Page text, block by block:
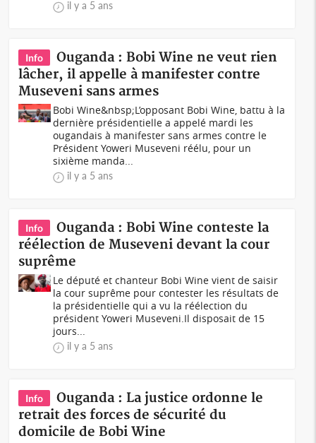
il y a 5 ans
Info
Ouganda : Bobi Wine ne veut rien
lâcher, il appelle à manifester contre
Museveni sans armes
Bobi Wine&nbsp;L’opposant Bobi Wine, battu à la
dernière présidentielle a appelé mardi les
ougandais à manifester sans armes contre le
Président Yoweri Museveni réélu, pour un
sixième manda...
il y a 5 ans
Info
Ouganda : Bobi Wine conteste la
réélection de Museveni devant la cour
suprême
Le député et chanteur Bobi Wine vient de saisir
la cour suprême pour contester les résultats de
la présidentielle qui a vu la réélection du
président Yoweri Museveni.Il disposait de 15
jours...
il y a 5 ans
Info
Ouganda : La justice ordonne le
retrait des forces de sécurité du
domicile de Bobi Wine